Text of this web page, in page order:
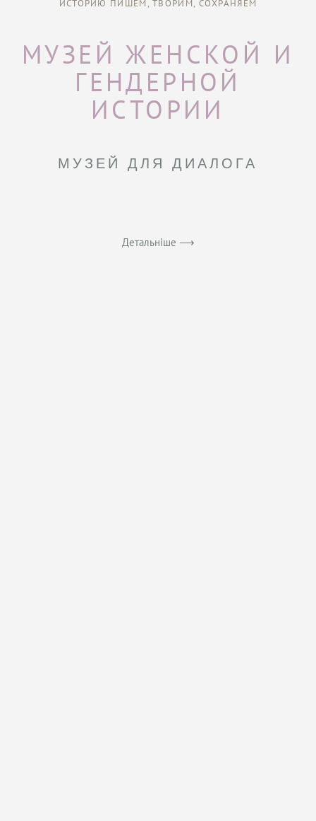
ИСТОРИЮ ПИШЕМ, ТВОРИМ, СОХРАНЯЕМ
МУЗЕЙ ЖЕНСКОЙ И
ГЕНДЕРНОЙ
ИСТОРИИ
МУЗЕЙ ДЛЯ ДИАЛОГА
Детальніше ⟶